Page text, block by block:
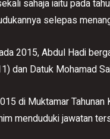
sahaja iaitu pada
selepas
2015, Abdul Hadi
dan Datuk Mohamad
di Muktamar
menduduki jawatan